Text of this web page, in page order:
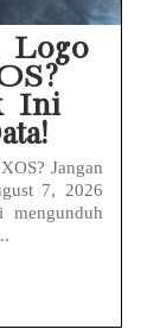
Ini
Jangan
7, 2026
mengunduh